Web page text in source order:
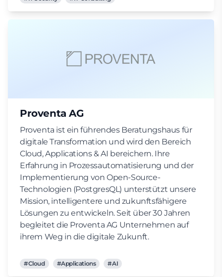
Proventa AG
Proventa ist ein führendes Beratungshaus für
digitale Transformation und wird den Bereich
Cloud, Applications & AI bereichern. Ihre
Erfahrung in Prozessautomatisierung und der
Implementierung von Open-Source-
Technologien (PostgresQL) unterstützt unsere
Mission, intelligentere und zukunftsfähigere
Lösungen zu entwickeln. Seit über 30 Jahren
begleitet die Proventa AG Unternehmen auf
ihrem Weg in die digitale Zukunft.
#Cloud #Applications #AI